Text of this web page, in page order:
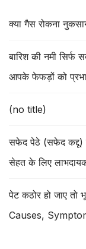
क्या गैस रोकना
बारिश की नमी सिर्फ
आपके फेफड़ों को
(no title)
सफेद पेठे (सफेद कद्दू)
सेहत के लिए
पेट कठोर हो जाए
Causes,